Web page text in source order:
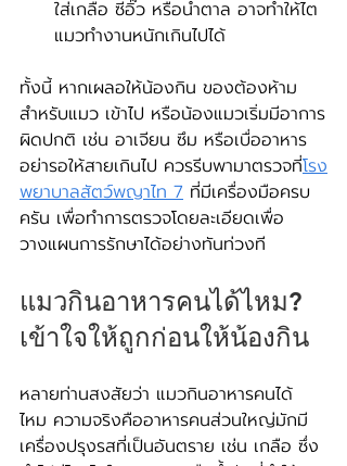
ใส่เกลือ ซีอิ๊ว หรือน้ำตาล อาจทำให้ไต
แมวทำงานหนักเกินไปได้
ทั้งนี้ หากเผลอให้น้องกิน ของต้องห้าม
สำหรับแมว เข้าไป หรือน้องแมวเริ่มมีอาการ
ผิดปกติ เช่น อาเจียน ซึม หรือเบื่ออาหาร
อย่ารอให้สายเกินไป ควรรีบพามาตรวจที่โรง
พยาบาลสัตว์พญาไท 7 ที่มีเครื่องมือครบ
ครัน เพื่อทำการตรวจโดยละเอียดเพื่อ
วางแผนการรักษาได้อย่างทันท่วงที
แมวกินอาหารคนได้ไหม?
เข้าใจให้ถูกก่อนให้น้องกิน
หลายท่านสงสัยว่า แมวกินอาหารคนได้
ไหม ความจริงคืออาหารคนส่วนใหญ่มักมี
เครื่องปรุงรสที่เป็นอันตราย เช่น เกลือ ซึ่ง